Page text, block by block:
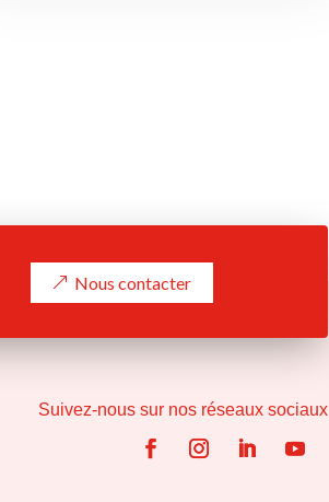
Nous contacter
Suivez-nous sur nos réseaux sociaux